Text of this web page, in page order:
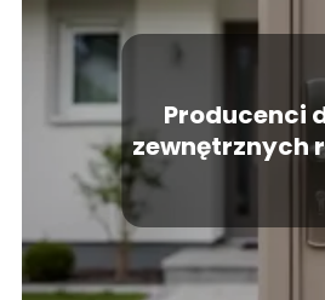
Producenci
zewnętrznych
– które firmy